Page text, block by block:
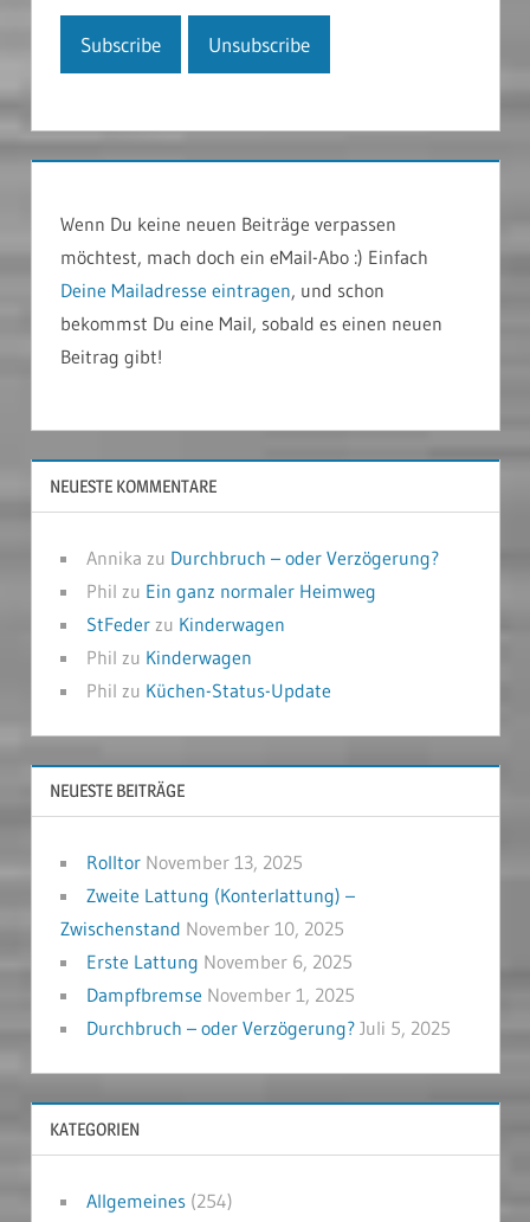
Wenn Du keine neuen Beiträge verpassen
möchtest, mach doch ein eMail-Abo :) Einfach
Deine Mailadresse eintragen, und schon
bekommst Du eine Mail, sobald es einen neuen
Beitrag gibt!
NEUESTE KOMMENTARE
Annika zu Durchbruch – oder Verzögerung?
Phil zu Ein ganz normaler Heimweg
StFederzu Kinderwagen
Phil zu Kinderwagen
Phil zu Küchen-Status-Update
NEUESTE BEITRÄGE
Rolltor November 13, 2025
Zweite Lattung (Konterlattung) –
Zwischenstand November 10, 2025
Erste Lattung November 6, 2025
Dampfbremse November 1, 2025
Durchbruch – oder Verzögerung? Juli 5, 2025
KATEGORIEN
Allgemeines(254)